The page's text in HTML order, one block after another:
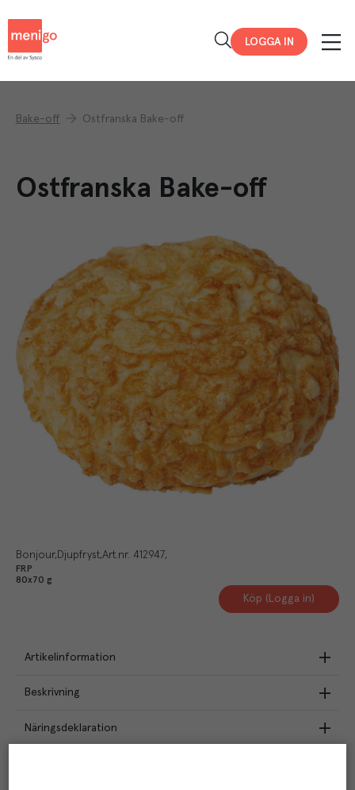
LOGGA IN
Bake-off Ostfranska Bake-off
Ostfranska Bake-off
Bonjour Djupfryst Art.nr. 412947
FRP
80x70 g
Köp (Logga in)
Artikelinformation
Beskrivning
Näringsdeklaration